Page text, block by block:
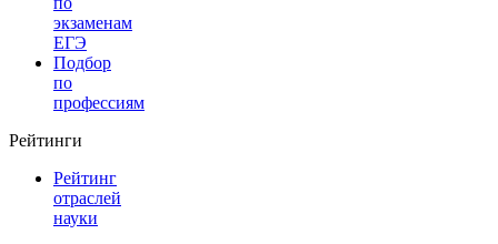
экзаменам
ЕГЭ
Подбор
по
профессиям
Рейтинги
Рейтинг
отраслей
науки